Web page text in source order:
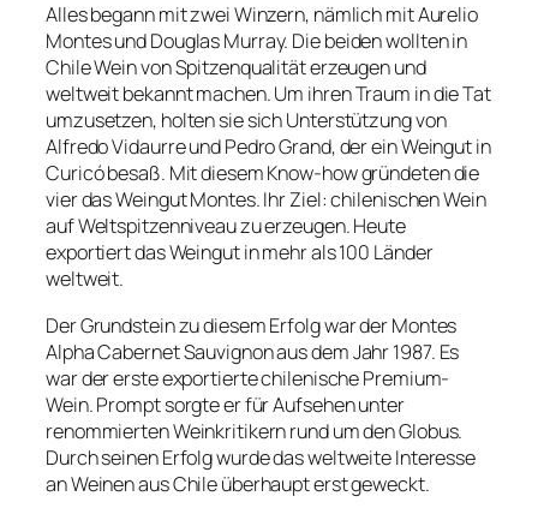
Alles begann mit zwei Winzern, nämlich mit Aurelio
Montes und Douglas Murray. Die beiden wollten in
Chile Wein von Spitzenqualität erzeugen und
weltweit bekannt machen. Um ihren Traum in die Tat
umzusetzen, holten sie sich Unterstützung von
Alfredo Vidaurre und Pedro Grand, der ein Weingut in
Curicó besaß. Mit diesem Know-how gründeten die
vier das Weingut Montes. Ihr Ziel: chilenischen Wein
auf Weltspitzenniveau zu erzeugen. Heute
exportiert das Weingut in mehr als 100 Länder
weltweit.
Der Grundstein zu diesem Erfolg war der Montes
Alpha Cabernet Sauvignon aus dem Jahr 1987. Es
war der erste exportierte chilenische Premium-
Wein. Prompt sorgte er für Aufsehen unter
renommierten Weinkritikern rund um den Globus.
Durch seinen Erfolg wurde das weltweite Interesse
an Weinen aus Chile überhaupt erst geweckt.